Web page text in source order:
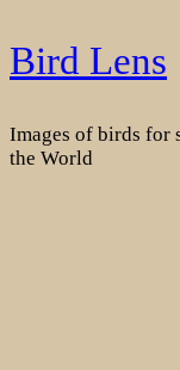
Skip
to
Bird Lens
Images of birds for
the World